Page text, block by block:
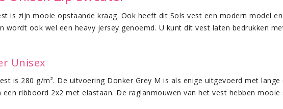
is zijn mooie opstaande kraag. Ook heeft dit Sols vest een modern model
wordt ook wel een heavy jersey genoemd. U kunt dit vest laten bedrukken
Unisex
is 280 g/m². De uitvoering Donker Grey M is als enige uitgevoerd met
ribboord 2x2 met elastaan. De raglanmouwen van het vest hebben mooie